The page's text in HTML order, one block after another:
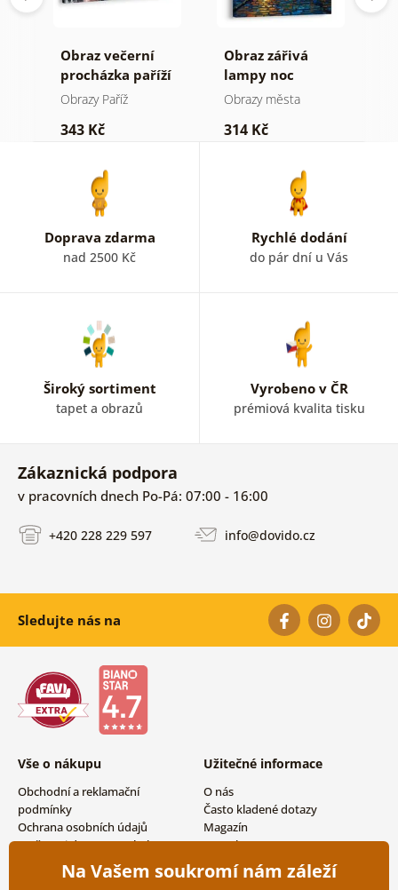
Obraz večerní
procházka paříží
Obrazy Paříž
343 Kč
Obraz zářivá
lampy noc
Obrazy města
314 Kč
Doprava zdarma
nad 2500 Kč
Rychlé dodání
do pár dní u Vás
Široký sortiment
tapet a obrazů
Vyrobeno v ČR
prémiová kvalita tisku
Zákaznická podpora
v pracovních dnech Po-Pá: 07:00 - 16:00
+420 228 229 597 info@dovido.cz
Sledujte nás na
Vše o nákupu
Obchodní a reklamační
podmínky
Ochrana osobních údajů
Možnosti dopravy a platby
Vrácení zboží
Užitečné informace
O nás
Často kladené dotazy
Magazín
Kontakty
Velkoobchodní spolupráce
Na Vašem soukromí nám záleží